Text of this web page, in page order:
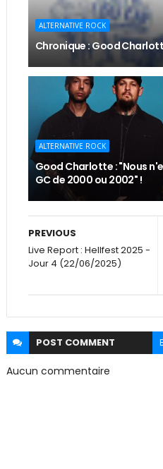
ALTERNATIVE ROCK
Chronique : Good
ALTERNATIVE ROCK
Good Charlotte : "Nous
GC de 2000 ou 2002" !
PREVIOUS
Live Report : Hellfest 2025 -
Jour 4 (22/06/2025)
POST COMMENT
Aucun commentaire